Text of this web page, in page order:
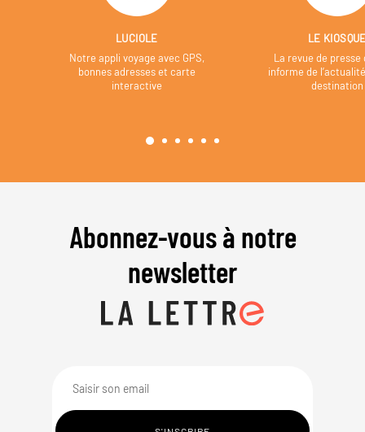
LUCIOLE
Notre appli voyage avec GPS,
bonnes adresses et carte
interactive
LE
La revue de presse
informe de
destination
Abonnez-vous à notre
newsletter